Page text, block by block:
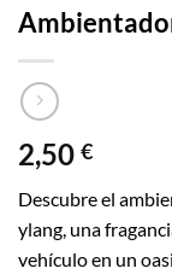
2,50 €
Descubre el
ylang, una
vehículo en un